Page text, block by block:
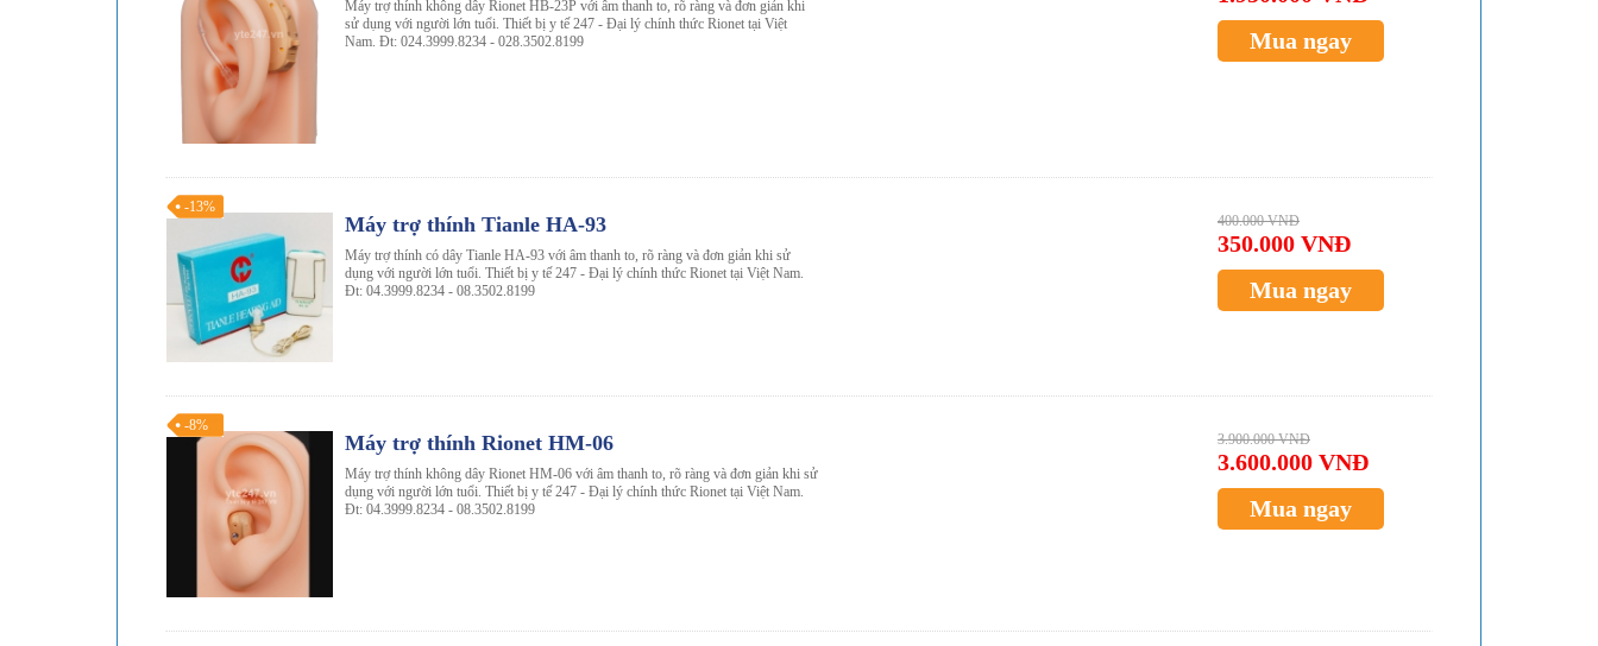
Máy trợ thính không dây Rionet HB-23P với âm thanh to, rõ ràng và đơn giản khi
sử dụng với người lớn tuổi. Thiết bị y tế 247 - Đại lý chính thức Rionet tại Việt
Nam. Đt: 024.3999.8234 - 028.3502.8199
Mua ngay
-13%
Máy trợ thính Tianle HA-93
Máy trợ thính có dây Tianle HA-93 với âm thanh to, rõ ràng và đơn giản khi sử
dụng với người lớn tuổi. Thiết bị y tế 247 - Đại lý chính thức Rionet tại Việt Nam.
Đt: 04.3999.8234 - 08.3502.8199
400.000 VNĐ
350.000 VNĐ
Mua ngay
-8%
Máy trợ thính Rionet HM-06
Máy trợ thính không dây Rionet HM-06 với âm thanh to, rõ ràng và đơn giản khi sử
dụng với người lớn tuổi. Thiết bị y tế 247 - Đại lý chính thức Rionet tại Việt Nam.
Đt: 04.3999.8234 - 08.3502.8199
3.900.000 VNĐ
3.600.000 VNĐ
Mua ngay